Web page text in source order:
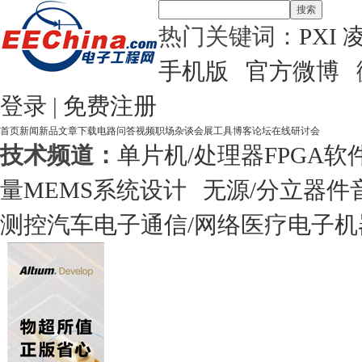
搜索
热门关键词： PXI
手机版
官方微博
登录 | 免费注册
首页新闻新品文章下载电路问答视频职场杂谈会展工具博客论坛在线研讨会
技术频道： 单片机/处理器FPGA软
量MEMS系统设计 无源/分立器件
测控汽车电子通信/网络医疗电子